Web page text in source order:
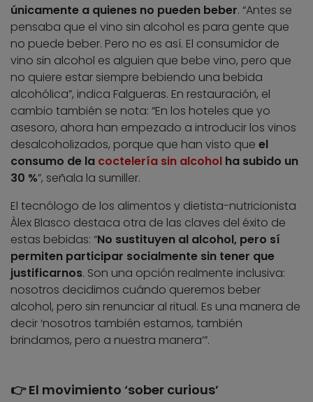
únicamente a quienes no pueden beber. “Antes se
pensaba que el vino sin alcohol es para gente que
no puede beber. Pero no es así. El consumidor de
vino sin alcohol es alguien que bebe vino, pero que
no quiere estar siempre bebiendo una bebida
alcohólica”, indica Falgueras. En restauración, el
cambio también se nota: “En los hoteles que yo
asesoro, ahora han empezado a introducir los vinos
desalcoholizados, porque que han visto que el
consumo de la coctelería sin alcohol ha subido un
30 %”, señala la sumiller.
El tecnólogo de los alimentos y dietista-nutricionista
Àlex Blasco destaca otra de las claves del éxito de
estas bebidas: “No sustituyen al alcohol, pero sí
permiten participar socialmente sin tener que
justificarnos. Son una opción realmente inclusiva:
nosotros decidimos cuándo queremos beber
alcohol, pero sin renunciar al ritual. Es una manera de
decir ‘nosotros también estamos, también
brindamos, pero a nuestra manera’”.
👉​ El movimiento ‘sober curious’